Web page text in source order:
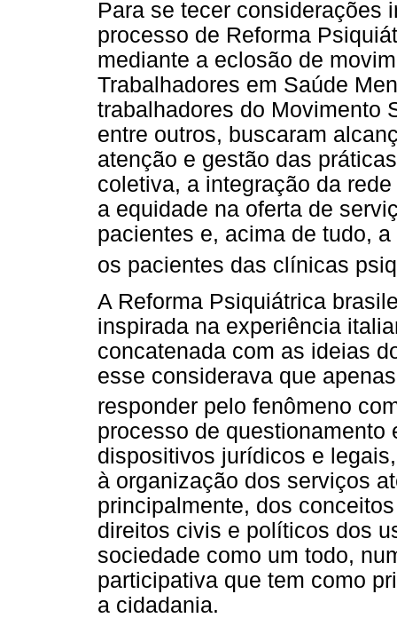
Para se tecer considerações
processo de Reforma
mediante a eclosão de
Trabalhadores em Saúde
trabalhadores do Movimento
entre outros, buscaram
atenção e gestão das
coletiva, a integração da
a equidade na oferta de
pacientes e, acima de tudo,
os pacientes das clínicas
A Reforma Psiquiátrica
inspirada na experiência
concatenada com as ideias
esse considerava que
responder pelo fenômeno
processo de
dispositivos jurídicos e
à organização dos serviços
principalmente, dos
direitos civis e políticos dos
sociedade como um todo,
participativa que tem como
a cidadania.